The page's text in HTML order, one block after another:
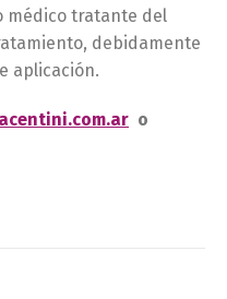
médico tratante del
debidamente
aplicación.
o